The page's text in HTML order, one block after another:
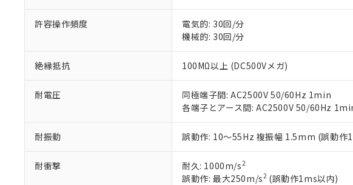
許容操作頻度
電気的: 30回/分
機械的: 30回/分
絶縁抵抗 100MΩ以上 (DC500Vメガ)
耐電圧
同極端子間: AC2500V 50/60Hz 1min
各端子とアース間: AC2500V 50/60Hz
耐振動 誤動作: 10～55Hz 複振幅 1.5mm (誤動作
耐衝撃 耐久: 1000m/s2
誤動作: 最大250m/s2(誤動作1ms以内)
当社販売員にご相談ください。
オムロン制御機器販売店や当社販
在庫状況および標準価格結果を
マイパーツ機能（部品リスト作
ている必要があります。
が、当社の製品・サービスに関
さい。
※当社の共同利用者とは、"個人
いる法人を指します。
※2 対応予定月
部品在庫の切り替え状況などにより、
※3 非含有証明書ダウンロード
下記の非含有証明書をダウンロードす
EU RoHS指令（10物質）の非含有証明
51物質の非含有証明書（当社基準）
※本証明書は発行日時点で非含有を証
また、RoHS指令のフタル酸エステル
※2 環境保護使用期限
「ｅ」：有害物質（10物質）のすべて
「10」：通常の使用状況下において有
「－」：未確認です。当社販売部門へ
当社は、貴社製品を第三者に販
また当社は、販売先および販売
たしません。
合意
△ 一定数には満たないが在庫あ
－
在庫なし(最新の在庫状況に
機器販売店・当社販売員に
空
白
受注生産機種、また在庫状